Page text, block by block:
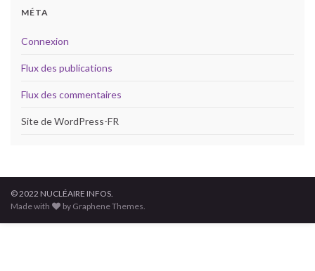
MÉTA
Connexion
Flux des publications
Flux des commentaires
Site de WordPress-FR
© 2022 NUCLÉAIRE INFOS.
Made with
by Graphene Themes.